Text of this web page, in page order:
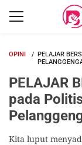
OPINI
PELAJAR
PELAJAR
pada
Kita luput